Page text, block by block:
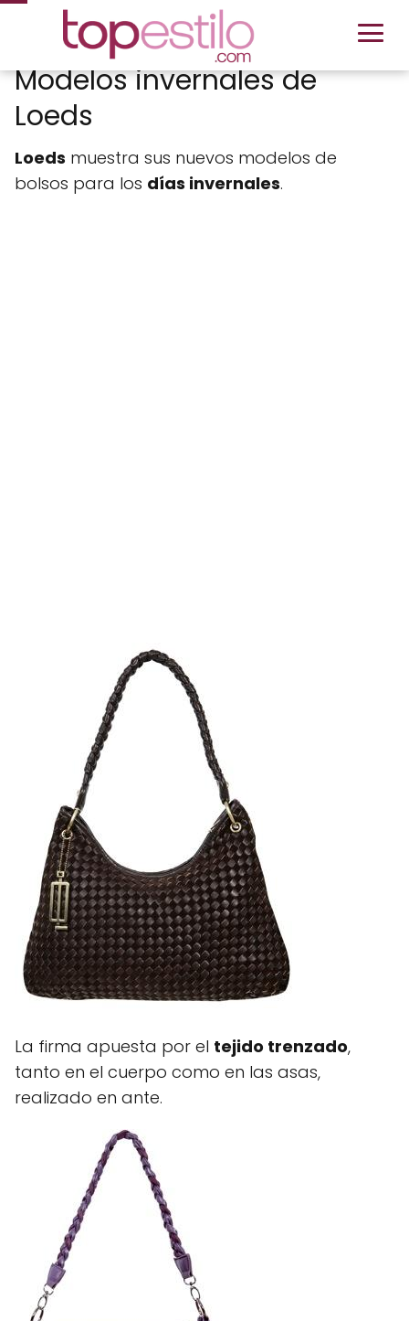
Modelos invernales de
Loeds
Loeds muestra sus nuevos modelos de
bolsos para los días invernales.
La firma apuesta por el tejido trenzado,
tanto en el cuerpo como en las asas,
realizado en ante.